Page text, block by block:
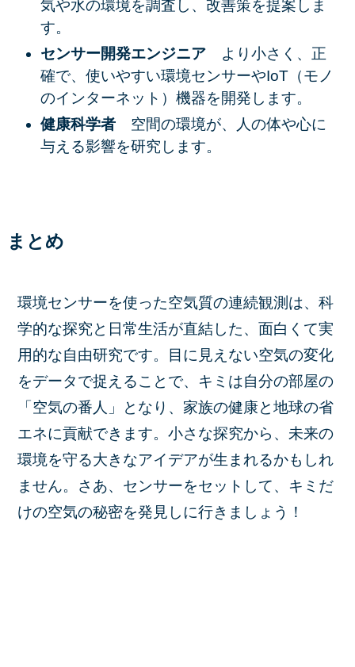
気や水の環境を調査し、改善策を提案しま
す。
センサー開発エンジニア
より小さく、正
確で、使いやすい環境センサーやIoT（モノ
のインターネット）機器を開発します。
健康科学者 空間の環境が、人の体や心に
与える影響を研究します。
まとめ
環境センサーを使った空気質の連続観測は、科
学的な探究と日常生活が直結した、面白くて実
用的な自由研究です。目に見えない空気の変化
をデータで捉えることで、キミは自分の部屋の
「空気の番人」となり、家族の健康と地球の省
エネに貢献できます。小さな探究から、未来の
環境を守る大きなアイデアが生まれるかもしれ
ません。さあ、センサーをセットして、キミだ
けの空気の秘密を発見しに行きましょう！